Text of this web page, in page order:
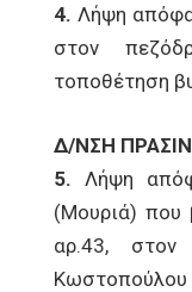
4. Λήψη
στον
τοποθέτηση
Δ/ΝΣΗ
5. Λήψη
(Μουριά) που
αρ.43, στον
Κωστοπούλου